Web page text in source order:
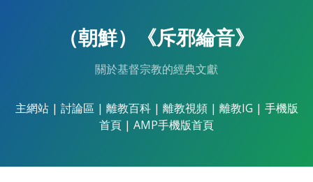
（朝鮮）《斥邪綸音》
關於基督宗教的經典文獻
主網站| 討論區 | 離教百科| 離教視頻| 離教IG | 手機版
首頁 | AMP手機版首頁